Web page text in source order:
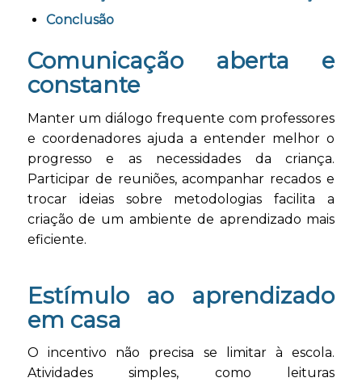
Conclusão
Comunicação aberta e
constante
Manter um diálogo frequente com professores
e coordenadores ajuda a entender melhor o
progresso e as necessidades da criança.
Participar de reuniões, acompanhar recados e
trocar ideias sobre metodologias facilita a
criação de um ambiente de aprendizado mais
eficiente.
Estímulo ao aprendizado
em casa
O incentivo não precisa se limitar à escola.
Atividades simples, como leituras